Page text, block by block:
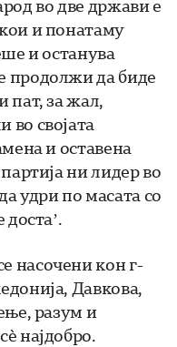
во две држави е
и понатаму
и останува
продолжи да биде
пат, за жал,
во својата
и оставена
ни лидер во
удри по масата со
насочени кон г-
Давкова,
разум и
најдобро.